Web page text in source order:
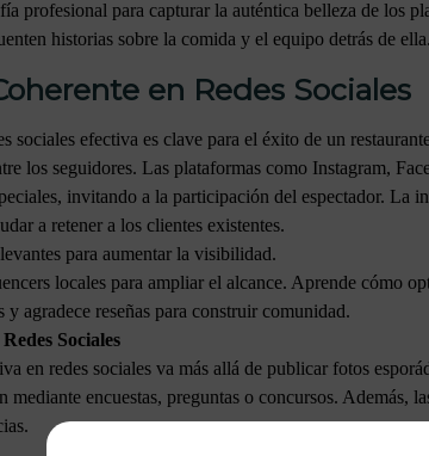
profesional para capturar la auténtica belleza de los
historias sobre la comida y el equipo detrás de ella.
en Redes Sociales
sociales efectiva es clave para el éxito de un
los seguidores. Las plataformas como Instagram,
invitando a la participación del espectador. La
a retener a los clientes existentes.
para aumentar la visibilidad.
locales para ampliar el alcance. Aprende cómo
y agradece reseñas para construir comunidad.
Sociales
en redes sociales va más allá de publicar fotos
mediante encuestas, preguntas o concursos. Además,